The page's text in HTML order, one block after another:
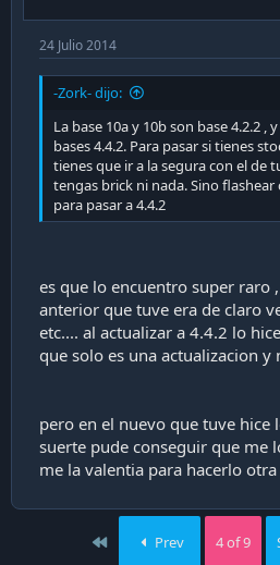
24 Julio 2014
-Zork- dijo:
La base 10a y 10b son base 4.2.2 ,
bases 4.4.2. Para pasar si tienes
tienes que ir a la segura con el de
tengas brick ni nada. Sino
para pasar a 4.4.2
es que lo encuentro super raro
anterior que tuve era de claro
etc.... al actualizar a 4.4.2 lo
que solo es una actualizacion y
pero en el nuevo que tuve hice
suerte pude conseguir que me
me la valentia para hacerlo otra
First Prev 4 of 9